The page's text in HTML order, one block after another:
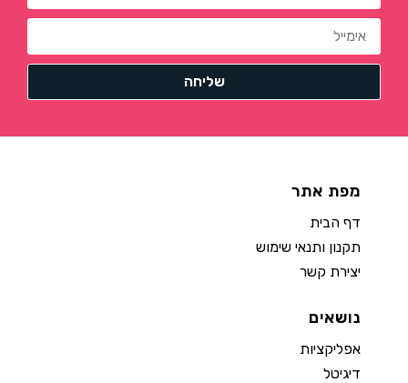
מפת אתר
דף הבית
תקנון ותנאי שימוש
יצירת קשר
נושאים
אפליקציות
דיגיטל